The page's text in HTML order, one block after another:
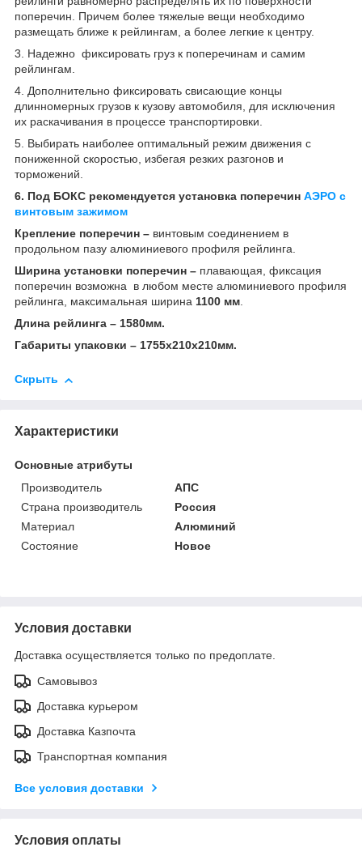
поперечин. Причем более тяжелые вещи необходимо
размещать ближе к рейлингам, а более легкие к центру.
3. Надежно фиксировать груз к поперечинам и самим
рейлингам.
4. Дополнительно фиксировать свисающие концы
длинномерных грузов к кузову автомобиля, для исключения
их раскачивания в процессе транспортировки.
5. Выбирать наиболее оптимальный режим движения с
пониженной скоростью, избегая резких разгонов и
торможений.
6. Под БОКС рекомендуется установка поперечин АЭРО с
винтовым зажимом
Крепление поперечин – винтовым соединением в
продольном пазу алюминиевого профиля рейлинга.
Ширина установки поперечин – плавающая, фиксация
поперечин возможна в любом месте алюминиевого профиля
рейлинга, максимальная ширина 1100 мм.
Длина рейлинга – 1580мм.
Габариты упаковки – 1755х210х210мм.
Скрыть
Характеристики
Основные атрибуты
Производитель
АПС
Страна производитель
Россия
Материал
Алюминий
Состояние
Новое
Условия доставки
Доставка осуществляется только по предоплате.
Самовывоз
Доставка курьером
Доставка Казпочта
Транспортная компания
Все условия доставки
Условия оплаты